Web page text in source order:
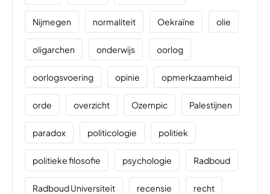
Nijmegen normaliteit Oekraïne olie
oligarchen onderwijs oorlog
oorlogsvoering opinie opmerkzaamheid
orde overzicht Ozempic Palestijnen
paradox politicologie politiek
politieke filosofie psychologie Radboud
Radboud Universiteit recensie recht